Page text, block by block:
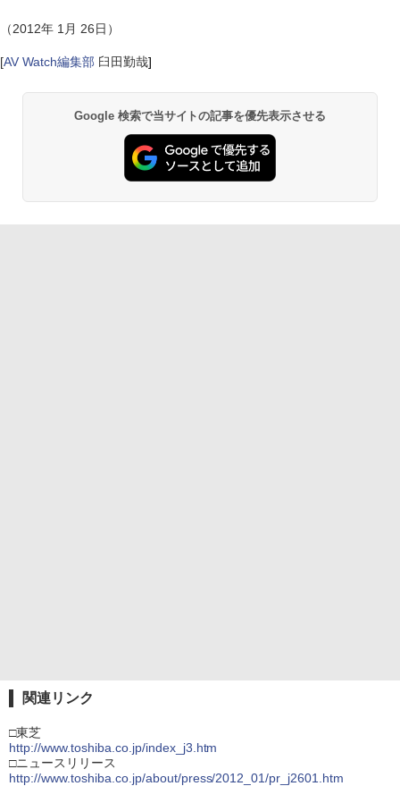
（2012年 1月 26日）
[AV Watch編集部 臼田勤哉]
Google 検索で当サイトの記事を優先表示させる
関連リンク
□東芝
http://www.toshiba.co.jp/index_j3.htm
□ニュースリリース
http://www.toshiba.co.jp/about/press/2012_01/pr_j2601.htm